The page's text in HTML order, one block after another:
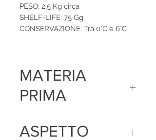
PESO: 2,5 Kg circa
SHELF-LIFE: 75 Gg
CONSERVAZIONE: Tra 0°C e 6°C
MATERIA
PRIMA
conservante E251, plasticoat
ASPETTO